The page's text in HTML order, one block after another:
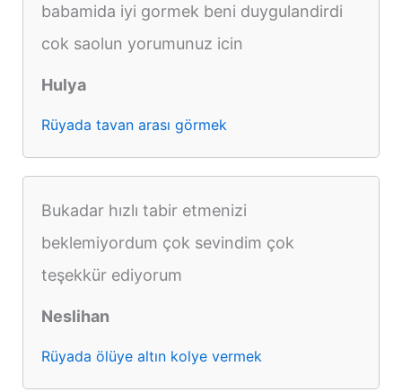
babamida iyi gormek beni duygulandirdi
cok saolun yorumunuz icin
Hulya
Rüyada tavan arası görmek
Bukadar hızlı tabir etmenizi
beklemiyordum çok sevindim çok
teşekkür ediyorum
Neslihan
Rüyada ölüye altın kolye vermek